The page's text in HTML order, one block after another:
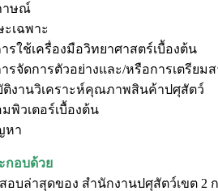
าษณ์
เฉพาะ
รใช้เครื่องมือวิทยาศาสตร์เบื้องต้น
รจัดการตัวอย่างและ/หรือการเตรียมส
ติงานวิเคราะห์คุณภาพสินค้าปศุสัตว์
พิวเตอร์เบื้องต้น
หา
กอบด้วย
อบล่าสุดของ สำนักงานปศุสัตว์เขต 2